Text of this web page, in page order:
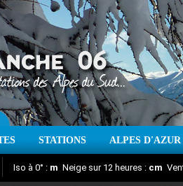
STATIONS ALPES D'AZUR
Iso à 0° : m Neige sur 12 heures : cm